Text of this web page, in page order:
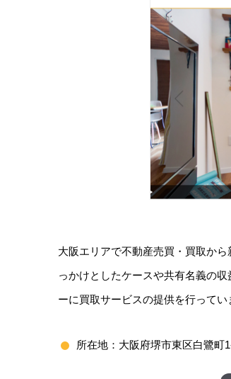
大阪エリアで不動産売買・買取か
っかけとしたケースや共有名義の収
ーに買取サービスの提供を行ってい
所在地：大阪府堺市東区白鷺町